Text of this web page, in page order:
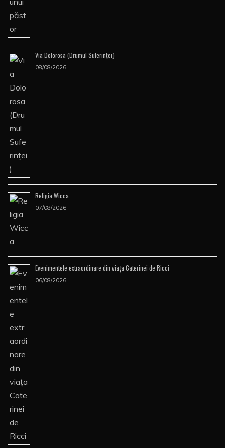
Via Dolorosa (Drumul Suferinţei)
08/08/2026
Religia Wicca
07/08/2026
Evenimentele extraordinare din viața Caterinei de Ricci
06/08/2026